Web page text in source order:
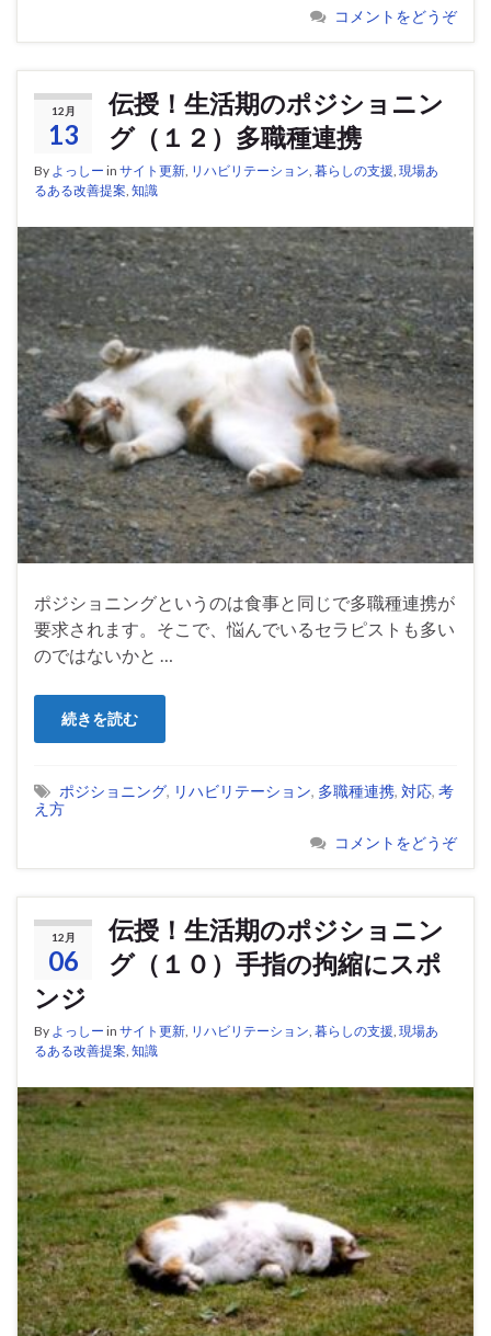
コメントをどうぞ
12月
13
伝授！生活期のポジショニン
グ（１２）多職種連携
By よっしー in サイト更新, リハビリテーション, 暮らしの支援, 現場あ
るある改善提案, 知識
ポジショニングというのは食事と同じで多職種連携が
要求されます。そこで、悩んでいるセラピストも多い
のではないかと …
続きを読む
ポジショニング, リハビリテーション, 多職種連携, 対応, 考
え方
コメントをどうぞ
12月
06
伝授！生活期のポジショニン
グ（１０）手指の拘縮にスポ
ンジ
By よっしー in サイト更新 リハビリテーション 暮らしの支援 現場あ
るある改善提案 知識